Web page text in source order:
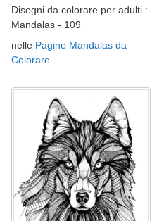
Disegni da colorare per adulti :
Mandalas - 109
nelle Pagine Mandalas da
Colorare